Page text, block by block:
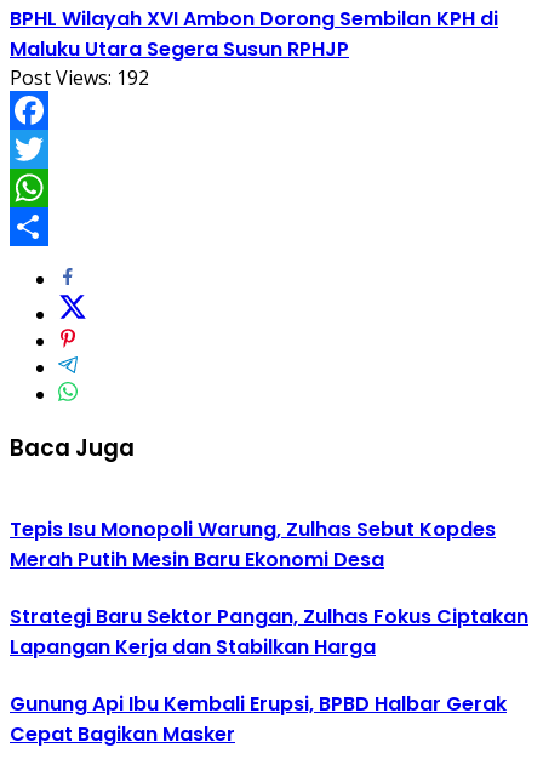
BPHL Wilayah XVI Ambon Dorong Sembilan KPH di
Maluku Utara Segera Susun RPHJP
Post Views: 192
Facebook
Twitter
WhatsApp
Baca Juga
Tepis Isu Monopoli Warung, Zulhas Sebut Kopdes
Merah Putih Mesin Baru Ekonomi Desa
Strategi Baru Sektor Pangan, Zulhas Fokus Ciptakan
Lapangan Kerja dan Stabilkan Harga
Gunung Api Ibu Kembali Erupsi, BPBD Halbar Gerak
Cepat Bagikan Masker